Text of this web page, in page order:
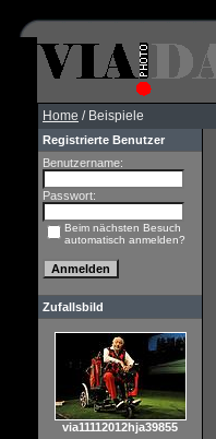
Home / Beispiele
Registrierte Benutzer
Benutzername:
Passwort:
Beim nächsten Besuch
automatisch anmelden?
Zufallsbild
via11112012hja39855